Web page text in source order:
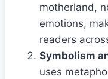
motherland,
emotions,
readers
Symbolism
uses